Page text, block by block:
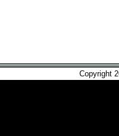
Copyright